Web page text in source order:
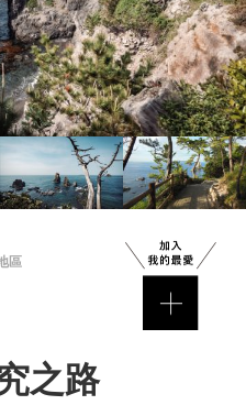
區
之路